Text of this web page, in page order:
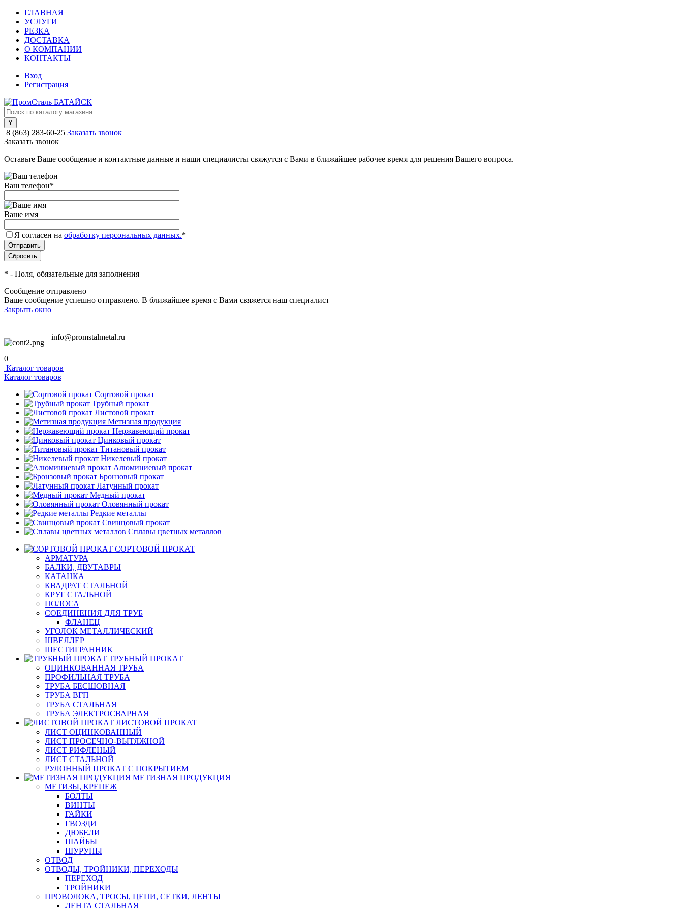
ГЛАВНАЯ
УСЛУГИ
РЕЗКА
ДОСТАВКА
О КОМПАНИИ
КОНТАКТЫ
Вход
Регистрация
8 (863) 283-60-25 Заказать звонок
Заказать звонок
Оставьте Ваше сообщение и контактные данные и наши специалисты свяжутся с Вами в ближайшее рабочее время для решения Вашего вопроса.
Ваш телефон*
Ваше имя
Я согласен на обработку персональных данных.*
* - Поля, обязательные для заполнения
Сообщение отправлено
Ваше сообщение успешно отправлено. В ближайшее время с Вами свяжется наш специалист
Закрыть окно
info@promstalmetal.ru
0
Каталог товаров
Каталог товаров
Сортовой прокат
Трубный прокат
Листовой прокат
Метизная продукция
Нержавеющий прокат
Цинковый прокат
Титановый прокат
Никелевый прокат
Алюминиевый прокат
Бронзовый прокат
Латунный прокат
Медный прокат
Оловянный прокат
Редкие металлы
Свинцовый прокат
Сплавы цветных металлов
СОРТОВОЙ ПРОКАТ
АРМАТУРА
БАЛКИ, ДВУТАВРЫ
КАТАНКА
КВАДРАТ СТАЛЬНОЙ
КРУГ СТАЛЬНОЙ
ПОЛОСА
СОЕДИНЕНИЯ ДЛЯ ТРУБ
ФЛАНЕЦ
УГОЛОК МЕТАЛЛИЧЕСКИЙ
ШВЕЛЛЕР
ШЕСТИГРАННИК
ТРУБНЫЙ ПРОКАТ
ОЦИНКОВАННАЯ ТРУБА
ПРОФИЛЬНАЯ ТРУБА
ТРУБА БЕСШОВНАЯ
ТРУБА ВГП
ТРУБА СТАЛЬНАЯ
ТРУБА ЭЛЕКТРОСВАРНАЯ
ЛИСТОВОЙ ПРОКАТ
ЛИСТ ОЦИНКОВАННЫЙ
ЛИСТ ПРОСЕЧНО-ВЫТЯЖНОЙ
ЛИСТ РИФЛЕНЫЙ
ЛИСТ СТАЛЬНОЙ
РУЛОННЫЙ ПРОКАТ С ПОКРЫТИЕМ
МЕТИЗНАЯ ПРОДУКЦИЯ
МЕТИЗЫ, КРЕПЕЖ
БОЛТЫ
ВИНТЫ
ГАЙКИ
ГВОЗДИ
ДЮБЕЛИ
ШАЙБЫ
ШУРУПЫ
ОТВОД
ОТВОДЫ, ТРОЙНИКИ, ПЕРЕХОДЫ
ПЕРЕХОД
ТРОЙНИКИ
ПРОВОЛОКА, ТРОСЫ, ЦЕПИ, СЕТКИ, ЛЕНТЫ
ЛЕНТА СТАЛЬНАЯ